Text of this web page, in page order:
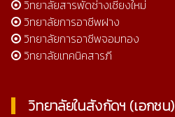
วิทยาลัยสารพัดช่างเชียงใหม่
วิทยาลัยการอาชีพฝาง
วิทยาลัยการอาชีพจอมทอง
วิทยาลัยเทคนิคสารภี
วิทยาลัยในสังกัดฯ (เอกชน)